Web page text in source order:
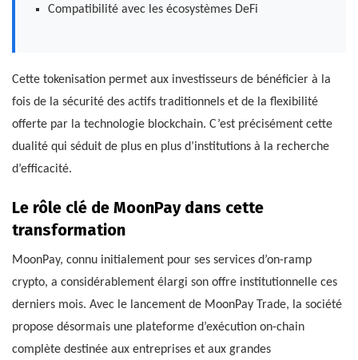
Compatibilité avec les écosystèmes DeFi
Cette tokenisation permet aux investisseurs de bénéficier à la
fois de la sécurité des actifs traditionnels et de la flexibilité
offerte par la technologie blockchain. C’est précisément cette
dualité qui séduit de plus en plus d’institutions à la recherche
d’efficacité.
Le rôle clé de MoonPay dans cette
transformation
MoonPay, connu initialement pour ses services d’on-ramp
crypto, a considérablement élargi son offre institutionnelle ces
derniers mois. Avec le lancement de MoonPay Trade, la société
propose désormais une plateforme d’exécution on-chain
complète destinée aux entreprises et aux grandes